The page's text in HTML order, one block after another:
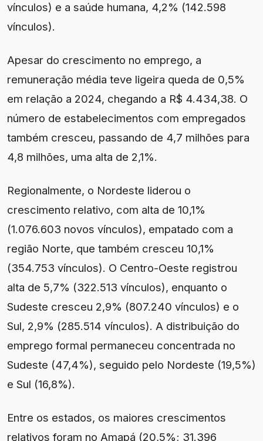
vínculos) e a saúde humana, 4,2% (142.598
vínculos).
Apesar do crescimento no emprego, a
remuneração média teve ligeira queda de 0,5%
em relação a 2024, chegando a R$ 4.434,38. O
número de estabelecimentos com empregados
também cresceu, passando de 4,7 milhões para
4,8 milhões, uma alta de 2,1%.
Regionalmente, o Nordeste liderou o
crescimento relativo, com alta de 10,1%
(1.076.603 novos vínculos), empatado com a
região Norte, que também cresceu 10,1%
(354.753 vínculos). O Centro-Oeste registrou
alta de 5,7% (322.513 vínculos), enquanto o
Sudeste cresceu 2,9% (807.240 vínculos) e o
Sul, 2,9% (285.514 vínculos). A distribuição do
emprego formal permaneceu concentrada no
Sudeste (47,4%), seguido pelo Nordeste (19,5%)
e Sul (16,8%).
Entre os estados, os maiores crescimentos
relativos foram no Amapá (20,5%; 31.396